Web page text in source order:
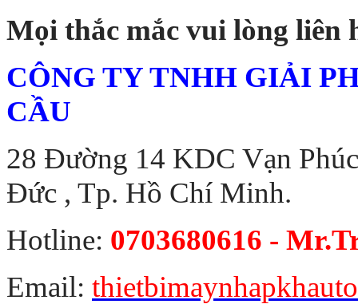
Mọi thắc mắc vui lòng liên
CÔNG TY TNHH GIẢI
CẦU
28 Đường 14 KDC Vạn
Đức , Tp. Hồ Chí Minh.
Hotline: 0703680616 -
Email: